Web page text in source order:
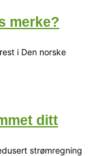
merke?
i Den norske
ditt
strømregning